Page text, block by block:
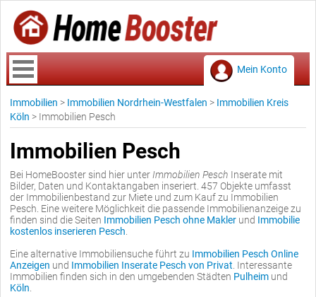
Mein Konto
Immobilien > Immobilien Nordrhein-Westfalen > Immobilien Kreis
Köln > Immobilien Pesch
Immobilien Pesch
Bei HomeBooster sind hier unter Immobilien Pesch Inserate mit
Bilder, Daten und Kontaktangaben inseriert. 457 Objekte umfasst
der Immobilienbestand zur Miete und zum Kauf zu Immobilien
Pesch. Eine weitere Möglichkeit die passende Immobilienanzeige zu
finden sind die Seiten Immobilien Pesch ohne Makler und Immobilie
kostenlos inserieren Pesch
Eine alternative Immobiliensuche führt zu Immobilien Pesch Online
Anzeigen und Immobilien Inserate Pesch von Privat . Interessante
Immobilien finden sich in den umgebenden Städten Pulheim und
Köln